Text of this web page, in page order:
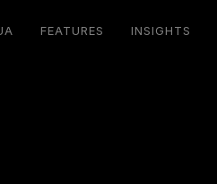
FEATURES INSIGHTS